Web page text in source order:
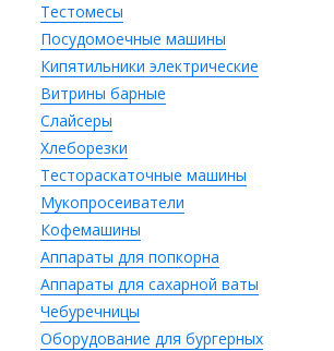
Тестомесы
Посудомоечные машины
Кипятильники электрические
Витрины барные
Слайсеры
Хлеборезки
Тестораскаточные машины
Мукопросеиватели
Кофемашины
Аппараты для попкорна
Аппараты для сахарной ваты
Чебуречницы
Оборудование для бургерных